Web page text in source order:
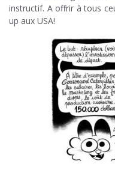
instructif. A offrir à tous
up aux USA!